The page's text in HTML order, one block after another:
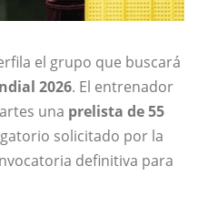
el grupo que buscará
2026. El entrenador
una prelista de 55
solicitado por la
definitiva para